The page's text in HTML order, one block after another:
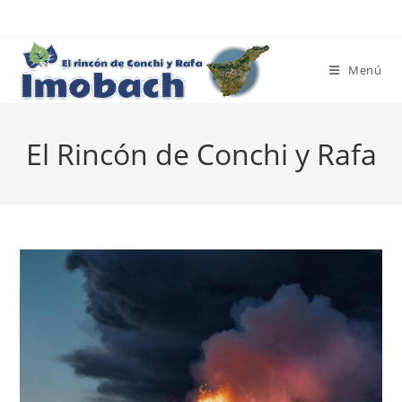
contenido
Menú
El Rincón de Conchi y Rafa